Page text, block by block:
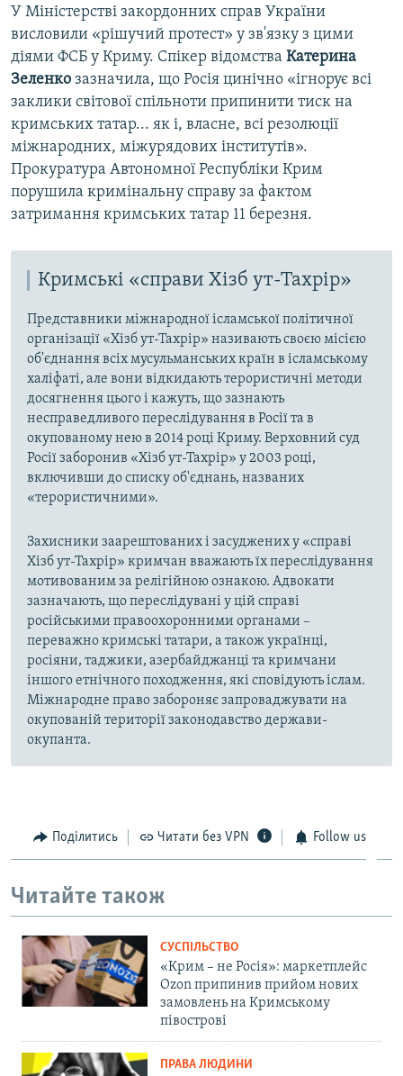
У Міністерстві закордонних справ України
висловили «рішучий протест» у зв'язку з цими
діями ФСБ у Криму. Спікер відомства Катерина
Зеленко зазначила, що Росія цинічно «ігнорує всі
заклики світової спільноти припинити тиск на
кримських татар... як і, власне, всі резолюції
міжнародних, міжурядових інститутів».
Прокуратура Автономної Республіки Крим
порушила кримінальну справу за фактом
затримання кримських татар 11 березня.
Кримські «справи Хізб ут-Тахрір»
Представники міжнародної ісламської політичної
організації «Хізб ут-Тахрір» називають своєю місією
об'єднання всіх мусульманських країн в ісламському
халіфаті, але вони відкидають терористичні методи
досягнення цього і кажуть, що зазнають
несправедливого переслідування в Росії та в
окупованому нею в 2014 році Криму. Верховний суд
Росії заборонив «Хізб ут-Тахрір» у 2003 році,
включивши до списку об'єднань, названих
«терористичними».
Захисники заарештованих і засуджених у «справі
Хізб ут-Тахрір» кримчан вважають їх переслідування
мотивованим за релігійною ознакою. Адвокати
зазначають, що переслідувані у цій справі
російськими правоохоронними органами –
переважно кримські татари, а також українці,
росіяни, таджики, азербайджанці та кримчани
іншого етнічного походження, які сповідують іслам.
Міжнародне право забороняє запроваджувати на
окупованій території законодавство держави-
окупанта.
Поділитись Читати без VPN Follow us
Читайте також
СУСПІЛЬСТВО
«Крим – не Росія»: маркетплейс
Ozon припинив прийом нових
замовлень на Кримському
півострові
ПРАВА ЛЮДИНИ